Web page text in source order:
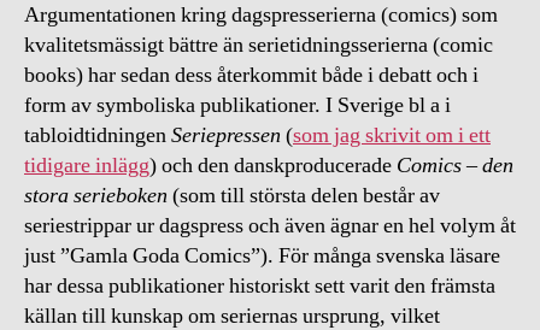
Argumentationen kring dagspresserierna (comics) som
kvalitetsmässigt bättre än serietidningsserierna (comic
books) har sedan dess återkommit både i debatt och i
form av symboliska publikationer. I Sverige bl a i
tabloidtidningenSeriepressen (som jag skrivit om i ett
tidigare inlägg) och den danskproducerade Comics – den
stora serieboken (som till största delen består av
seriestrippar ur dagspress och även ägnar en hel volym åt
just ”Gamla Goda Comics”). För många svenska läsare
har dessa publikationer historiskt sett varit den främsta
källan till kunskap om seriernas ursprung, vilket